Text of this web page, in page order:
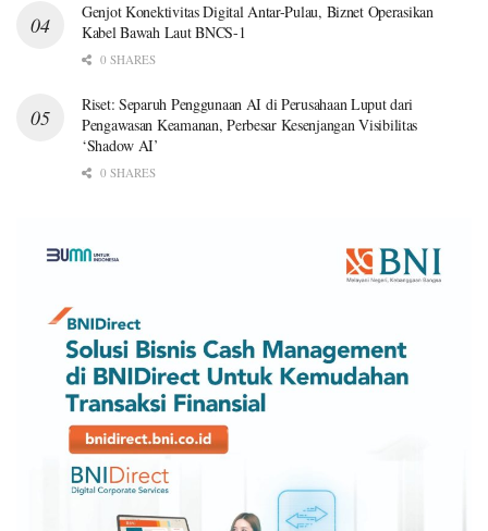
Genjot Konektivitas Digital Antar-Pulau, Biznet Operasikan
Kabel Bawah Laut BNCS-1
0 SHARES
Riset: Separuh Penggunaan AI di Perusahaan Luput dari
Pengawasan Keamanan, Perbesar Kesenjangan Visibilitas
‘Shadow AI’
0 SHARES